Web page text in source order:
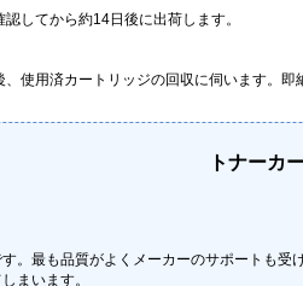
してから約14日後に出荷します。
使用済カートリッジの回収に伺います。即
トナーカ
。最も品質がよくメーカーのサポートも受
まいます。